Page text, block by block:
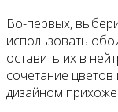
Во-первых,
использовать
оставить их в
сочетание
дизайном